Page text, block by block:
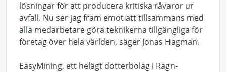
lösningar för att producera kritiska råvaror ur
avfall. Nu ser jag fram emot att tillsammans med
alla medarbetare göra teknikerna tillgängliga för
företag över hela världen, säger Jonas Hagman.
EasyMining, ett helägt dotterbolag i Ragn-